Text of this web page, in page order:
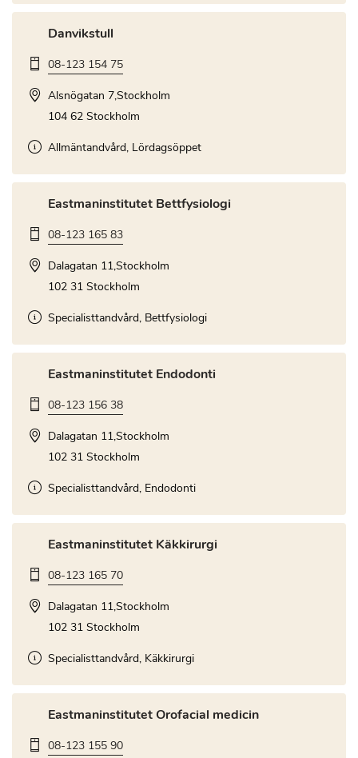
Danvikstull
08-123 154 75
Alsnögatan 7,Stockholm
104 62 Stockholm
Allmäntandvård, Lördagsöppet
Eastmaninstitutet Bettfysiologi
08-123 165 83
Dalagatan 11,Stockholm
102 31 Stockholm
Specialisttandvård, Bettfysiologi
Eastmaninstitutet Endodonti
08-123 156 38
Dalagatan 11,Stockholm
102 31 Stockholm
Specialisttandvård, Endodonti
Eastmaninstitutet Käkkirurgi
08-123 165 70
Dalagatan 11,Stockholm
102 31 Stockholm
Specialisttandvård, Käkkirurgi
Eastmaninstitutet Orofacial medicin
08-123 155 90